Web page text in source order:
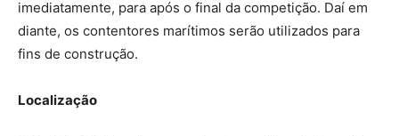
imediatamente, para após o final da competição. Daí em
diante, os contentores marítimos serão utilizados para
fins de construção.
Localização